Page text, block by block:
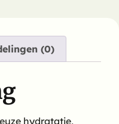
(0)
hydratatie,